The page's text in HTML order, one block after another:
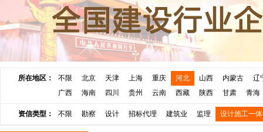
所在地区： 不限 北京 天津 上海 重庆 河北 山西 内蒙古
辽
广西
海南 四川 贵州 云南 西藏 陕西 甘肃 青海
资信类型： 不限 勘察 设计 招标代理 建筑业 监理 设计施工一